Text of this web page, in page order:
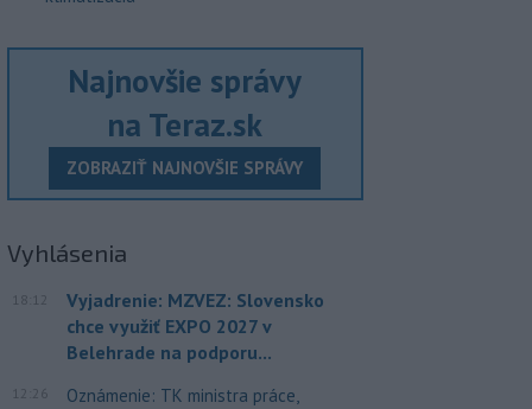
Najnovšie správy
na Teraz.sk
ZOBRAZIŤ NAJNOVŠIE SPRÁVY
Vyhlásenia
18:12
Vyjadrenie: MZVEZ: Slovensko
chce využiť EXPO 2027 v
Belehrade na podporu...
12:26
Oznámenie: TK ministra práce,